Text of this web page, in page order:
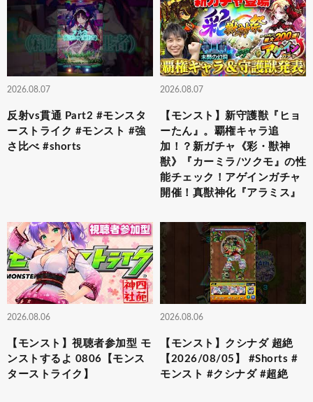
2026.08.07
反射vs貫通 Part2 #モンスタ
ーストライク #モンスト #強
さ比べ #shorts
2026.08.07
【モンスト】新守護獣『ヒョ
ーたん』。覇権キャラ追
加！？新ガチャ《彩・獣神
獣》『カーミラ/ツクモ』の性
能チェック！アゲインガチャ
開催！真獣神化『アラミス』
2026.08.06
【モンスト】視聴者参加型 モ
ンストするよ 0806【モンス
ターストライク】
2026.08.06
【モンスト】クシナダ 超絶
【2026/08/05】 #Shorts #
モンスト #クシナダ #超絶